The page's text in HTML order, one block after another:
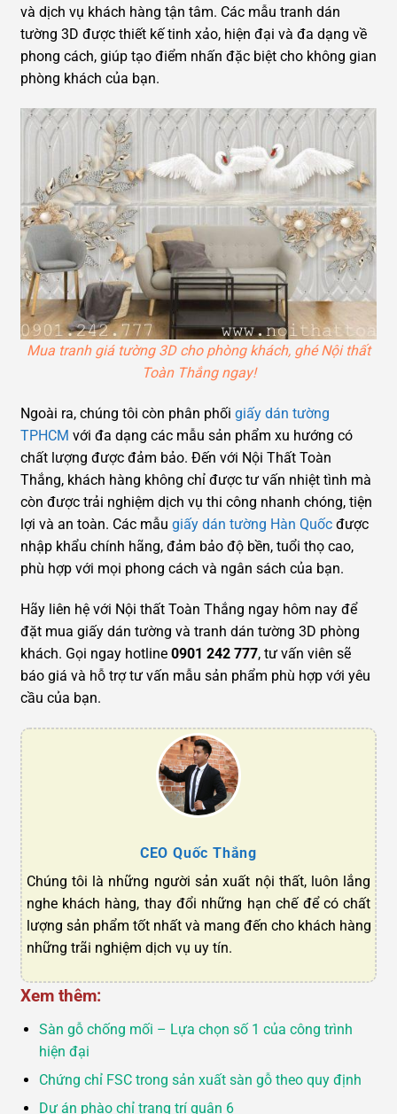
và dịch vụ khách hàng tận tâm. Các mẫu tranh dán
tường 3D được thiết kế tinh xảo, hiện đại và đa dạng về
phong cách, giúp tạo điểm nhấn đặc biệt cho không gian
phòng khách của bạn.
Mua tranh giá tường 3D cho phòng khách, ghé Nội thất
Toàn Thắng ngay!
Ngoài ra, chúng tôi còn phân phối giấy dán tường
TPHCM với đa dạng các mẫu sản phẩm xu hướng có
chất lượng được đảm bảo. Đến với Nội Thất Toàn
Thắng, khách hàng không chỉ được tư vấn nhiệt tình mà
còn được trải nghiệm dịch vụ thi công nhanh chóng, tiện
lợi và an toàn. Các mẫu giấy dán tường Hàn Quốc được
nhập khẩu chính hãng, đảm bảo độ bền, tuổi thọ cao,
phù hợp với mọi phong cách và ngân sách của bạn.
Hãy liên hệ với Nội thất Toàn Thắng ngay hôm nay để
đặt mua giấy dán tường và tranh dán tường 3D phòng
khách. Gọi ngay hotline 0901 242 777, tư vấn viên sẽ
báo giá và hỗ trợ tư vấn mẫu sản phẩm phù hợp với yêu
cầu của bạn.
CEO Quốc Thắng
Chúng tôi là những người sản xuất nội thất, luôn lắng
nghe khách hàng, thay đổi những hạn chế để có chất
lượng sản phẩm tốt nhất và mang đến cho khách hàng
những trãi nghiệm dịch vụ uy tín.
Xem thêm:
Sàn gỗ chống mối – Lựa chọn số 1 của công trình
hiện đại
Chứng chỉ FSC trong sản xuất sàn gỗ theo quy định
Dự án phào chỉ trang trí quận 6